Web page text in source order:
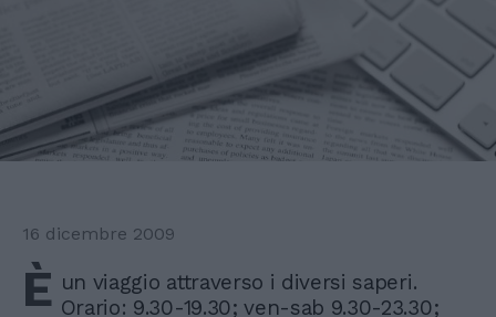
16 dicembre 2009
È un viaggio attraverso i diversi saperi.
Orario: 9.30-19.30; ven-sab 9.30-23.30;